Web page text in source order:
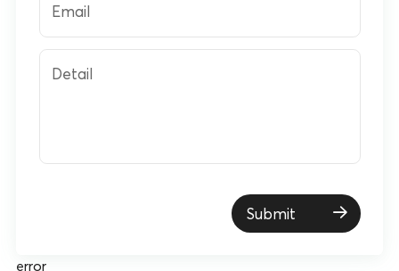
Email
Detail
Submit
error